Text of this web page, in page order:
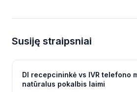
Susiję straipsniai
DI recepcininkė vs IVR telefono
natūralus pokalbis laimi